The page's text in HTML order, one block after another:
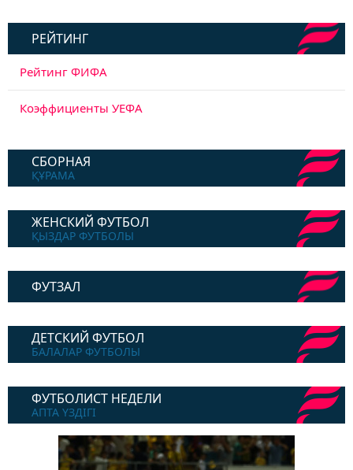
РЕЙТИНГ
Рейтинг ФИФА
Коэффициенты УЕФА
СБОРНАЯ
ҚҰРАМА
ЖЕНСКИЙ ФУТБОЛ
ҚЫЗДАР ФУТБОЛЫ
ФУТЗАЛ
ДЕТСКИЙ ФУТБОЛ
БАЛАЛАР ФУТБОЛЫ
ФУТБОЛИСТ НЕДЕЛИ
АПТА ҮЗДІГІ